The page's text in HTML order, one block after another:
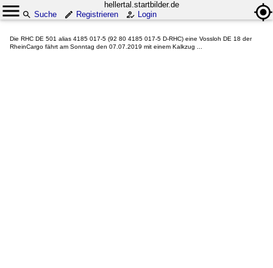
hellertal.startbilder.de
Suche
Registrieren Login
Die RHC DE 501 alias 4185 017-5 (92 80 4185 017-5 D-RHC) eine Vossloh DE 18 der
RheinCargo fährt am Sonntag den 07.07.2019 mit einem Kalkzug ...